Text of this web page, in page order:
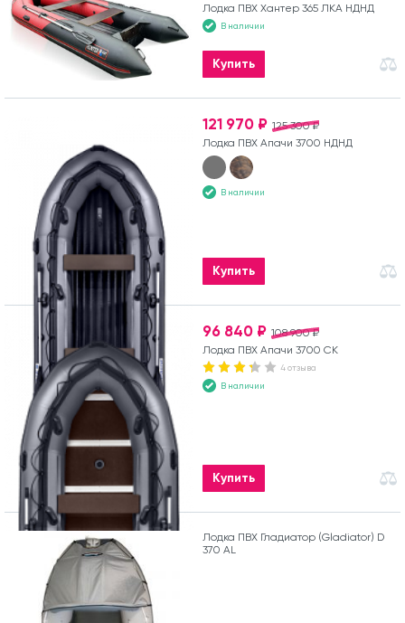
Лодка ПВХ Хантер 365 ЛКА НДНД
В наличии
Купить
125 300 ₽
121 970 ₽
Лодка ПВХ Апачи 3700 НДНД
В наличии
Купить
108 900 ₽
96 840 ₽
Лодка ПВХ Апачи 3700 СК
4 отзыва
В наличии
Купить
Лодка ПВХ Гладиатор (Gladiator) D
370 AL